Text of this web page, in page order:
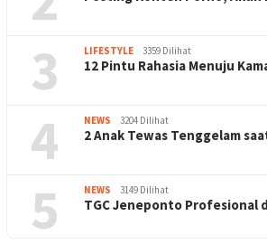
3 LIFESTYLE 3359 Dilihat
12 Pintu Rahasia Menuju
4 NEWS 3204 Dilihat
2 Anak Tewas Tenggelam
5 NEWS 3149 Dilihat
TGC Jeneponto Profesional